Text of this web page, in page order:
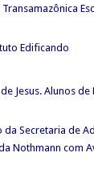
Edificando
Jesus. Alunos
Secretaria de
Nothmann com